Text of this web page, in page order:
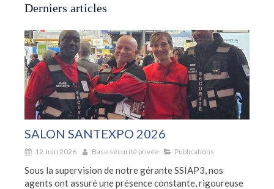
Derniers articles
SALON SANTEXPO 2026
12 Juin 2026 Base sécurité privée Publications
Sous la supervision de notre gérante SSIAP3, nos
agents ont assuré une présence constante, rigoureuse